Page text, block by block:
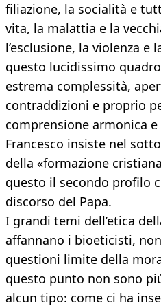
filiazione, la socialità e
vita, la malattia e la
l’esclusione, la violenza
questo lucidissimo
estrema complessità,
contraddizioni e proprio
comprensione armonica
Francesco insiste nel
della «formazione
questo il secondo profilo
discorso del Papa.
I grandi temi dell’etica
affannano i bioeticisti,
questioni limite della
questo punto non sono
alcun tipo: come ci ha